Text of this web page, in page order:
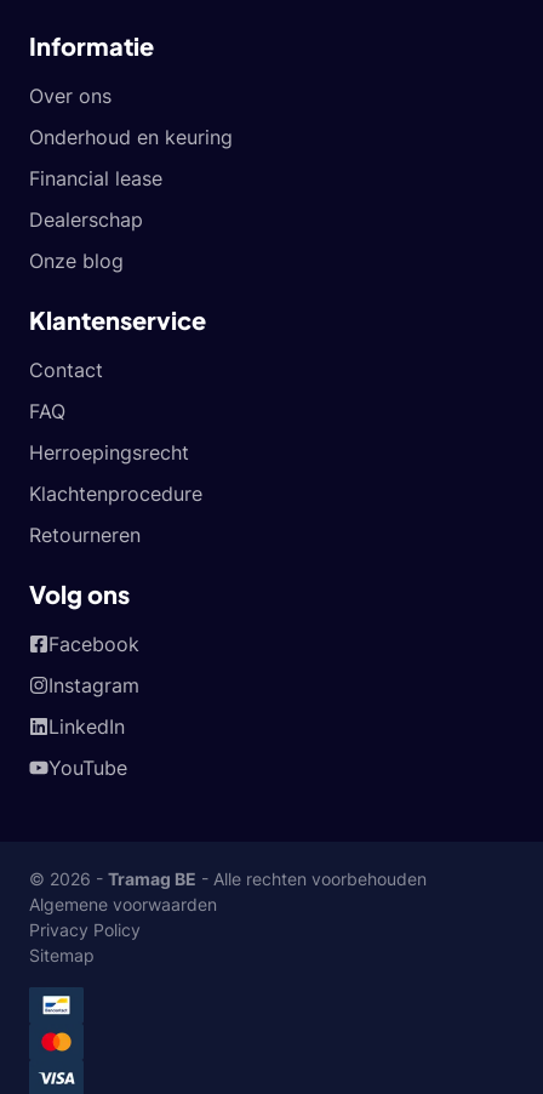
Informatie
Over ons
Onderhoud en keuring
Financial lease
Dealerschap
Onze blog
Klantenservice
Contact
FAQ
Herroepingsrecht
Klachtenprocedure
Retourneren
Volg ons
Facebook
Instagram
LinkedIn
YouTube
© 2026 - Tramag BE - Alle rechten voorbehouden
Algemene voorwaarden
Privacy Policy
Sitemap